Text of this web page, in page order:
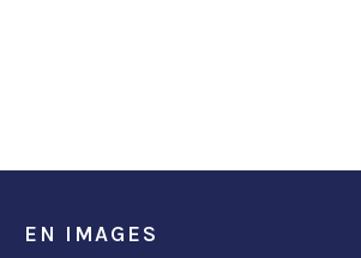
EN IMAGES